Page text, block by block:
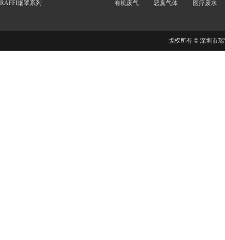
RAFFI烟罩系列
有机废气
恶臭气体
医疗废水
版权所有 © 深圳市